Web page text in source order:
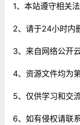
1、本站遵守相关法
2、请于24小时内
3、来自网络公开
4、资源文件均为
5、仅供学习和交
6、如有侵权请联